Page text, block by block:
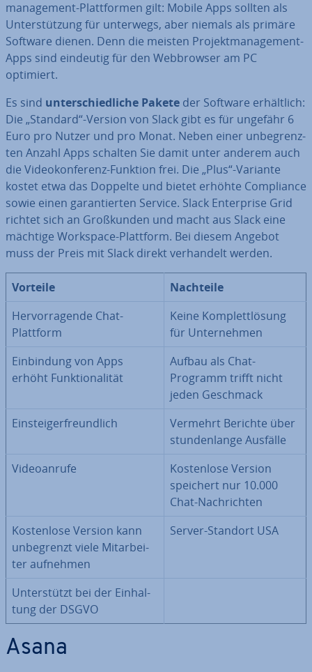
ma­nage­ment-Platt­for­men gilt: Mobile Apps sollten als
Un­ter­stüt­zung für unterwegs, aber niemals als primäre
Software dienen. Denn die meisten Pro­jekt­ma­nage­ment-
Apps sind eindeutig für den Web­brow­ser am PC
optimiert.
Es sind un­ter­schied­li­che Pakete der Software er­hält­lich:
Die „Standard“-Version von Slack gibt es für ungefähr 6
Euro pro Nutzer und pro Monat. Neben einer un­be­grenz­
ten Anzahl Apps schalten Sie damit unter anderem auch
die Vi­deo­kon­fe­renz-Funktion frei. Die „Plus“-Variante
kostet etwa das Doppelte und bietet erhöhte Com­pli­ance
sowie einen ga­ran­tier­ten Service. Slack En­ter­pri­se Grid
richtet sich an Groß­kun­den und macht aus Slack eine
mächtige Workspace-Plattform. Bei diesem Angebot
muss der Preis mit Slack direkt ver­han­delt werden.
Vorteile
Nachteile
Her­vor­ra­gen­de Chat-
Plattform
Keine Kom­plett­lö­sung
für Un­ter­neh­men
Ein­bin­dung von Apps
erhöht Funk­tio­na­li­tät
Aufbau als Chat-
Programm trifft nicht
jeden Geschmack
Ein­steig­er­freund­lich
Vermehrt Berichte über
stun­den­lan­ge Ausfälle
Vi­deo­an­ru­fe
Kos­ten­lo­se Version
speichert nur 10.000
Chat-Nach­rich­ten
Kos­ten­lo­se Version kann
un­be­grenzt viele Mit­ar­bei­
ter aufnehmen
Server-Standort USA
Un­ter­stützt bei der Ein­hal­
tung der DSGVO
Asana